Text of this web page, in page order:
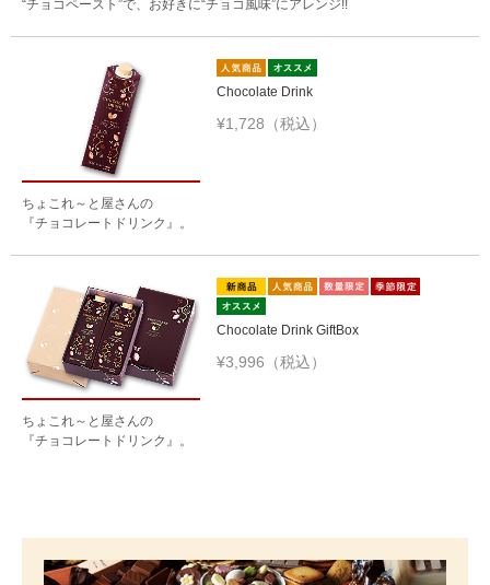
“チョコペースト”で、お好きに“チョコ風味”にアレンジ!!
Chocolate Drink
¥1,728（税込）
ちょこれ～と屋さんの
『チョコレートドリンク』。
Chocolate Drink GiftBox
¥3,996（税込）
ちょこれ～と屋さんの
『チョコレートドリンク』。